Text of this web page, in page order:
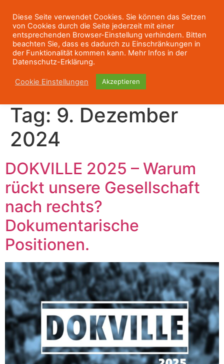
Tag: 9. Dezember
2024
DOKVILLE 2025 – Warum
rückt unsere Gesellschaft
nach rechts?
Dokumentarische
Positionen.
Diese Seite verwendet Cookies. Sie können das Setzen
von Cookies durch die Seite jederzeit mit einer
entsprechenden Browser-Einstellung verhindern. Bitten
beachten Sie, dass es dadurch zu Einschränkungen in
der Funktionalität kommen kann. Mehr Infos in der
Datenschutz-Erklärung.
Cookie Einstellungen Akzeptieren